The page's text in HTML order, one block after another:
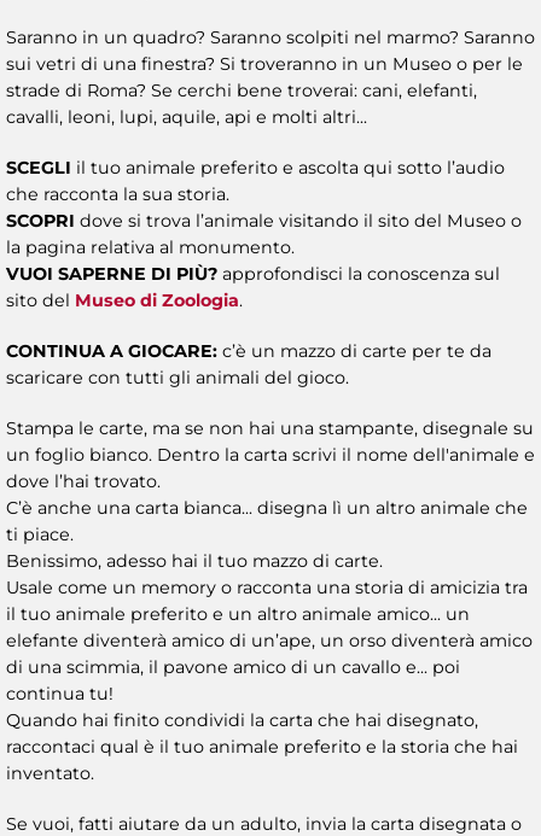
Saranno in un quadro? Saranno scolpiti nel marmo? Saranno
sui vetri di una finestra? Si troveranno in un Museo o per le
strade di Roma? Se cerchi bene troverai: cani, elefanti,
cavalli, leoni, lupi, aquile, api e molti altri...
SCEGLI il tuo animale preferito e ascolta qui sotto l’audio
che racconta la sua storia.
SCOPRI dove si trova l’animale visitando il sito del Museo o
la pagina relativa al monumento.
VUOI SAPERNE DI PIÙ? approfondisci la conoscenza sul
sito del Museo di Zoologia.
CONTINUA A GIOCARE: c’è un mazzo di carte per te da
scaricare con tutti gli animali del gioco.
Stampa le carte, ma se non hai una stampante, disegnale su
un foglio bianco. Dentro la carta scrivi il nome dell'animale e
dove l’hai trovato.
C’è anche una carta bianca... disegna lì un altro animale che
ti piace.
Benissimo, adesso hai il tuo mazzo di carte.
Usale come un memory o racconta una storia di amicizia tra
il tuo animale preferito e un altro animale amico... un
elefante diventerà amico di un’ape, un orso diventerà amico
di una scimmia, il pavone amico di un cavallo e... poi
continua tu!
Quando hai finito condividi la carta che hai disegnato,
raccontaci qual è il tuo animale preferito e la storia che hai
inventato.
Se vuoi, fatti aiutare da un adulto, invia la carta disegnata o